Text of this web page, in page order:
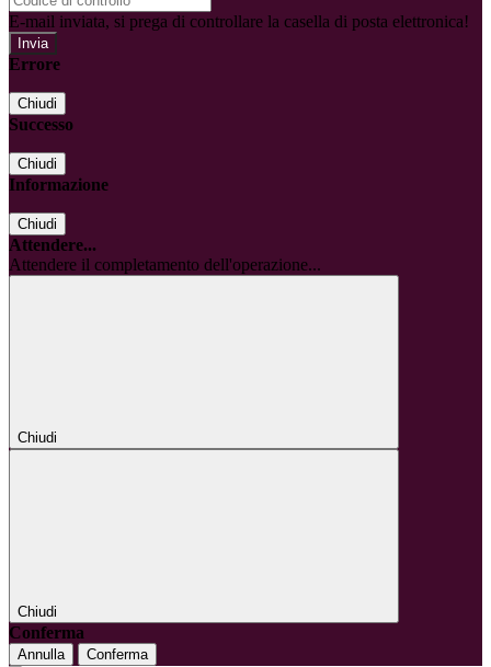
E-mail inviata, si prega di controllare la casella di posta elettronica!
Errore
Chiudi
Successo
Chiudi
Informazione
Chiudi
Attendere...
Attendere il completamento dell'operazione...
Chiudi
Chiudi
Conferma
Annulla Conferma